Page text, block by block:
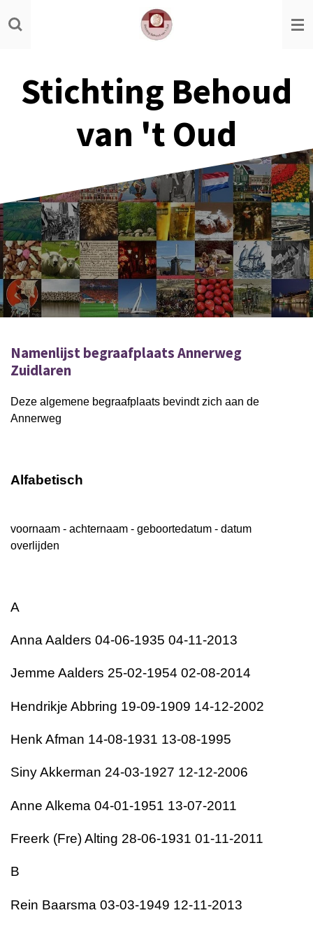
Ga
direct
hoofdinhoud
Stichting Behoud
van 't Oud
Namenlijst begraafplaats Annerweg
Zuidlaren
Deze algemene begraafplaats bevindt zich aan de
Annerweg
Alfabetisch
voornaam - achternaam - geboortedatum - datum
overlijden
A
Anna Aalders 04-06-1935 04-11-2013
Jemme Aalders 25-02-1954 02-08-2014
Hendrikje Abbring 19-09-1909 14-12-2002
Henk Afman 14-08-1931 13-08-1995
Siny Akkerman 24-03-1927 12-12-2006
Anne Alkema 04-01-1951 13-07-2011
Freerk (Fre) Alting 28-06-1931 01-11-2011
B
Rein Baarsma 03-03-1949 12-11-2013